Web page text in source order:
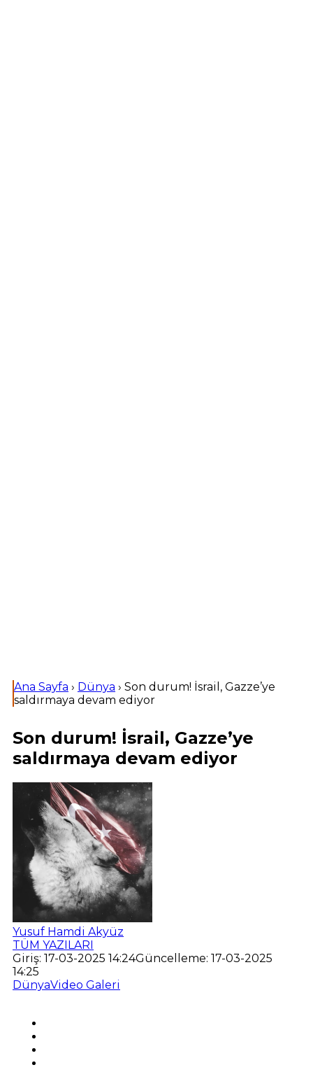
Ana Sayfa › Dünya › Son durum! İsrail, Gazze’ye
saldırmaya devam ediyor
Son durum! İsrail, Gazze’ye
saldırmaya devam ediyor
Yusuf Hamdi Akyüz
TÜM YAZILARI
Giriş: 17-03-2025 14:24Güncelleme: 17-03-2025
14:25
DünyaVideo Galeri